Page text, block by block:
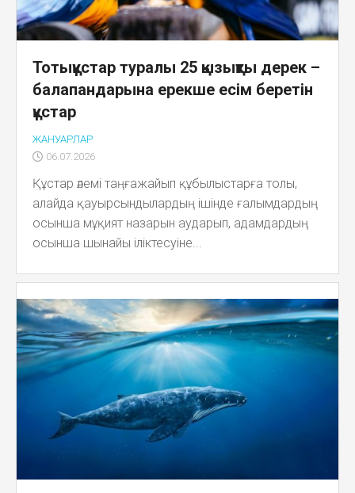
Тотықұстар туралы 25 қызықты дерек –
балапандарына ерекше есім беретін
құстар
ЖАНУАРЛАР
06.07.2026
Құстар әлемі таңғажайып құбылыстарға толы,
алайда қауырсындылардың ішінде ғалымдардың
осынша мұқият назарын аударып, адамдардың
осынша шынайы іліктесуіне...